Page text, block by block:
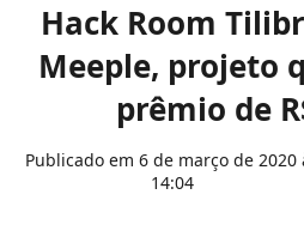
Hack Room
Meeple, projeto
prêmio de
Publicado em 6 de março de 2020
14:04